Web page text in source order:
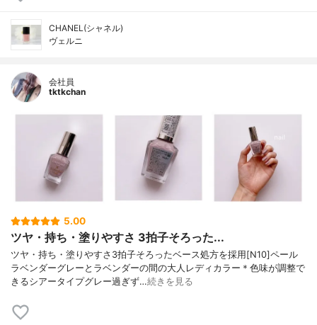
CHANEL(シャネル)
ヴェルニ
会社員
tktkchan
5.00
ツヤ・持ち・塗りやすさ 3拍子そろった...
ツヤ・持ち・塗りやすさ3拍子そろったベース処方を採用[N10]ペール
ラベンダーグレーとラベンダーの間の大人レディカラー＊色味が調整で
きるシアータイプグレー過ぎず…続きを見る